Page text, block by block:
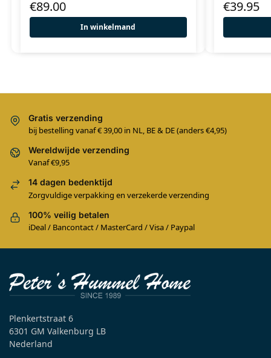
€89.00
In winkelmand
€39.95
Gratis verzending
bij bestelling vanaf € 39,00 in NL, BE & DE (anders €4,95)
Wereldwijde verzending
Vanaf €9,95
14 dagen bedenktijd
Zorgvuldige verpakking en verzekerde verzending
100% veilig betalen
iDeal / Bancontact / MasterCard / Visa / Paypal
Plenkertstraat 6
6301 GM Valkenburg LB
Nederland